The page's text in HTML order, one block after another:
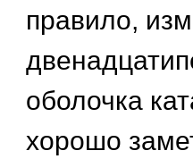
правило,
оболочка
хорошо